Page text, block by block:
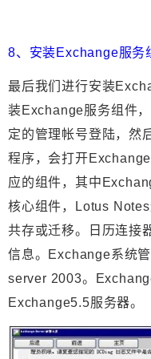
8、安装Exchange服务
最后我们进行安装
装Exchange服务组件
定的管理帐号登陆，然
程序，会打开
应的组件，其中
核心组件，Lotus
共存或迁移。日历连接
信息。Exchange系统
server 2003。
Exchange5.5服务器。